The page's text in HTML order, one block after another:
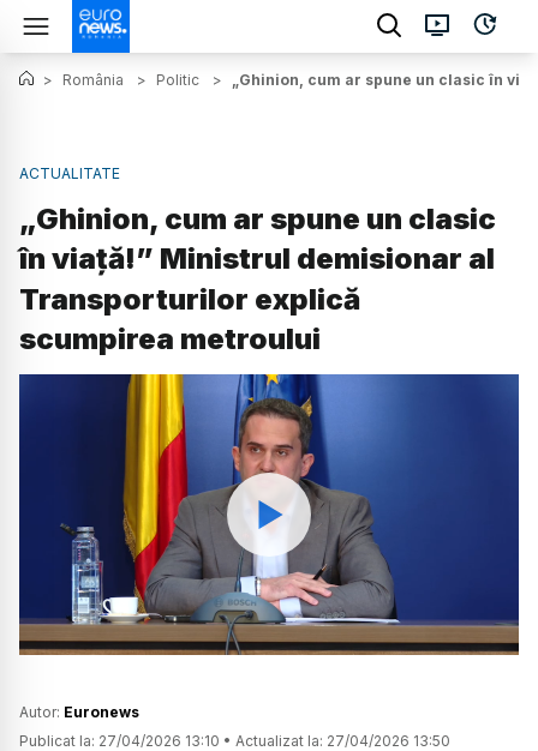
> România > Politic > „Ghinion, cum ar spune un clasic în
ACTUALITATE
„Ghinion, cum ar spune un clasic
în viață!” Ministrul demisionar al
Transporturilor explică
scumpirea metroului
Watch
Autor: Euronews
Publicat la: 27/04/2026 13:10 • Actualizat la: 27/04/2026 13:50